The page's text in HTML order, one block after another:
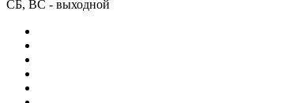
СБ, ВС - выходной